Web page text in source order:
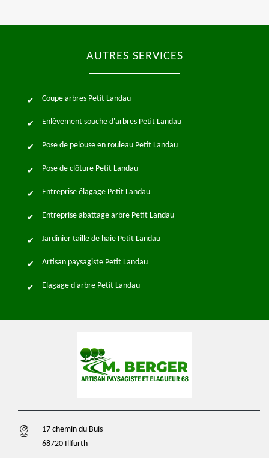
AUTRES SERVICES
Coupe arbres Petit Landau
Enlèvement souche d'arbres Petit Landau
Pose de pelouse en rouleau Petit Landau
Pose de clôture Petit Landau
Entreprise élagage Petit Landau
Entreprise abattage arbre Petit Landau
Jardinier taille de haie Petit Landau
Artisan paysagiste Petit Landau
Elagage d'arbre Petit Landau
17 chemin du Buis
68720 Illfurth